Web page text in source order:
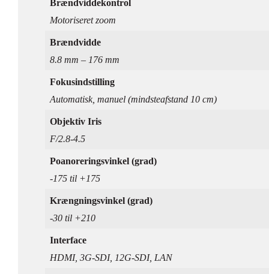
Brændviddekontrol
Motoriseret zoom
Brændvidde
8.8 mm – 176 mm
Fokusindstilling
Automatisk, manuel (mindsteafstand 10 cm)
Objektiv Iris
F/2.8-4.5
Poanoreringsvinkel (grad)
-175 til +175
Krængningsvinkel (grad)
-30 til +210
Interface
HDMI, 3G-SDI, 12G-SDI, LAN